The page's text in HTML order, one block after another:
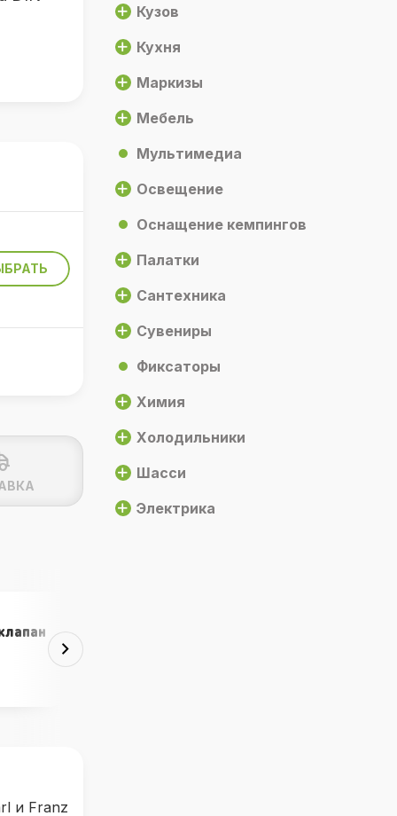
и Franz
Кузов
Кухня
Маркизы
Мебель
Мультимедиа
Освещение
Оснащение кемпингов
Палатки
Сантехника
Сувениры
Фиксаторы
Химия
Холодильники
Шасси
Электрика